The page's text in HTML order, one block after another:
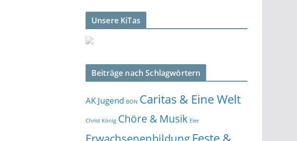
Unsere KiTas
Beiträge nach Schlagwörtern
AK Jugend BON Caritas & Eine Welt
Christ König Chöre & Musik Eier
Erwachsenenbildung